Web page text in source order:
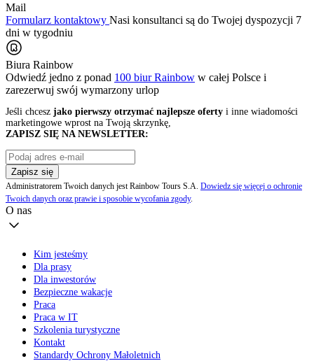
Mail
Formularz kontaktowy Nasi konsultanci są do Twojej dyspozycji 7
dni w tygodniu
Biura Rainbow
Odwiedź jedno z ponad 100 biur Rainbow w całej Polsce i
zarezerwuj swój wymarzony urlop
Jeśli chcesz jako pierwszy otrzymać najlepsze oferty i inne wiadomości
marketingowe wprost na Twoją skrzynkę,
ZAPISZ SIĘ NA NEWSLETTER:
Zapisz się
Administratorem Twoich danych jest Rainbow Tours S.A. Dowiedz się więcej o ochronie
Twoich danych oraz prawie i sposobie wycofania zgody.
O nas
Kim jesteśmy
Dla prasy
Dla inwestorów
Bezpieczne wakacje
Praca
Praca w IT
Szkolenia turystyczne
Kontakt
Standardy Ochrony Małoletnich